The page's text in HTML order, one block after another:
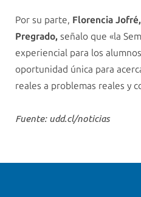
Por su parte, Florencia
Pregrado, señalo que «la
experiencial para los
oportunidad única para
reales a problemas reales y
Fuente: udd.cl/noticias